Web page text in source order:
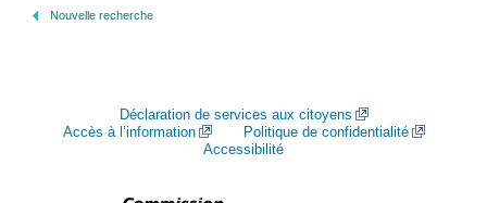
Nouvelle recherche
Déclaration de services aux citoyens
Accès à l’information
Politique de confidentialité
Accessibilité